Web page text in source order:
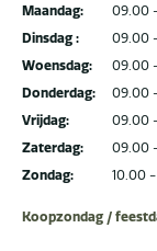
Maandag:
Dinsdag :
Woensdag:
Donderdag:
Vrijdag:
Zaterdag:
Zondag:
09.00 -
09.00 -
09.00 -
09.00 -
09.00 -
09.00 -
10.00
Koopzondag /